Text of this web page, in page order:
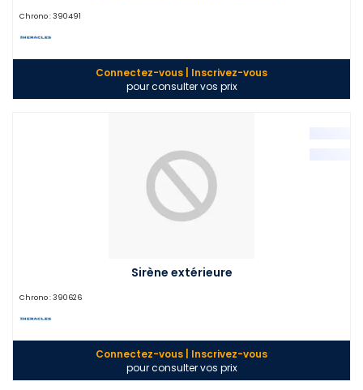
Chrono : 390491
Connectez-vous | Inscrivez-vous
pour consulter vos prix
Sirène extérieure
Chrono : 390626
Connectez-vous | Inscrivez-vous
pour consulter vos prix